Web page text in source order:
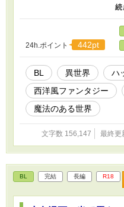
と笑顔で言う始末。次の嫁ぎ
ったら好きに生きてやる！
したコルトの前に現れたのは
自分が呪いで幼くなったラン
に「呪いを解いてほしい」
魔力が使えない世界で、出来
れたαを助けて恋をする話。
します。
24h.ポイント 442pt
BL 異世界
ハ
西洋風ファンタジー
魔法のある世界
文字数 156,147 最終更
BL 完結 長編 R18